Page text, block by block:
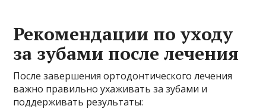
Рекомендации по уходу
за зубами после лечения
После завершения ортодонтического лечения
важно правильно ухаживать за зубами и
поддерживать результаты: